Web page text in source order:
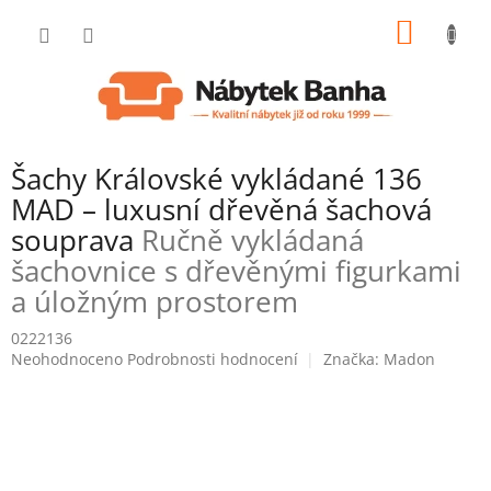
Šachy Královské vykládané 136
MAD – luxusní dřevěná šachová
souprava Ručně vykládaná
šachovnice s dřevěnými figurkami
a úložným prostorem
0222136
Průměrné
Neohodnoceno Podrobnosti hodnocení Značka: Madon